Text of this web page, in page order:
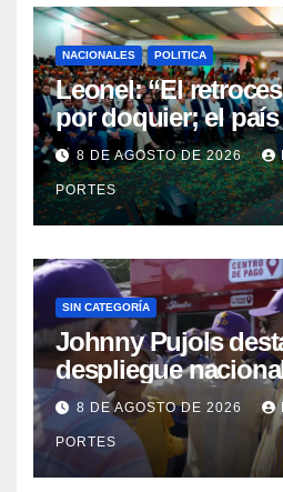
NACIONALES POLITICA
Leonel: “El
por doquier; el
nuevo rumbo”
8 DE AGOSTO DE 2026
PORTES
SIN CATEGORÍA
Johnny Pujols
despliegue
segunda jornada
Concentrado
8 DE AGOSTO DE 2026
PORTES